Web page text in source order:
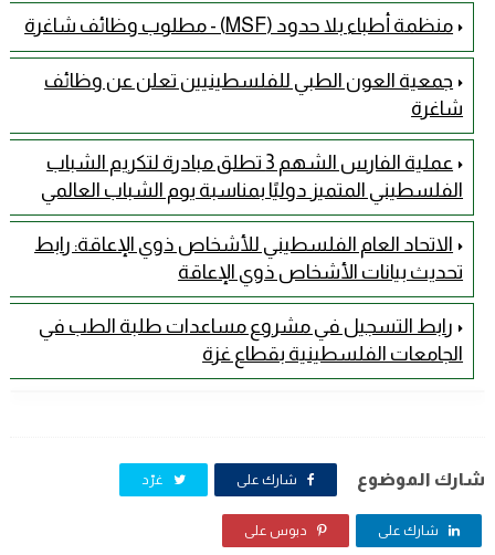
منظمة أطباء بلا حدود (MSF) - مطلوب وظائف شاغرة
جمعية العون الطبي للفلسطينيين تعلن عن وظائف
شاغرة
عملية الفارس الشهم 3 تطلق مبادرة لتكريم الشباب
الفلسطيني المتميز دوليًا بمناسبة يوم الشباب العالمي
الاتحاد العام الفلسطيني للأشخاص ذوي الإعاقة: رابط
تحديث بيانات الأشخاص ذوي الإعاقة
رابط التسجيل في مشروع مساعدات طلبة الطب في
الجامعات الفلسطينية بقطاع غزة
شارك الموضوع شارك على غرّد
شارك على دبوس على